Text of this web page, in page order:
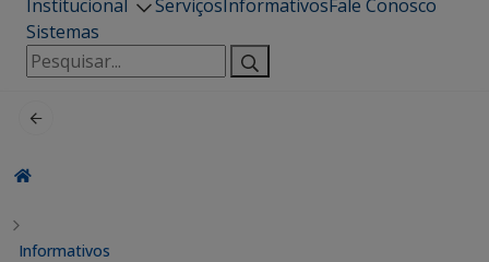
Institucional ServiçosInformativosFale Conosco
Sistemas
Pesquisar
por:
Informativos